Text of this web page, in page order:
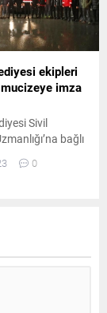
ekipleri
imza
Sivil
bağlı
ekiplerimiz
süren
sabah
0